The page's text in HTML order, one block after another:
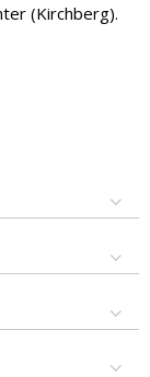
(Kirchberg).